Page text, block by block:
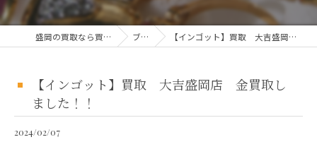
盛岡の買取なら買取大吉 盛岡店 ブログ 【インゴット】買取 大吉盛岡店 金買取しました！！
【インゴット】買取 大吉盛岡店 金買取し
ました！！
2024/02/07